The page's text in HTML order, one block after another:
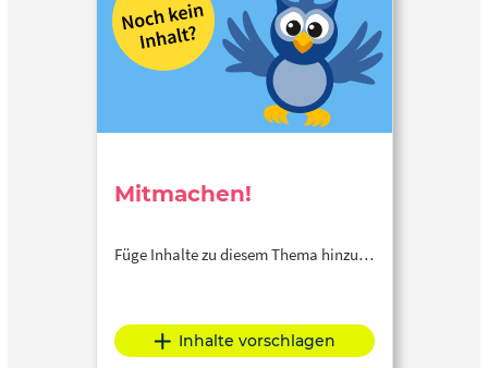
Mitmachen!
Füge Inhalte zu diesem Thema hinzu…
Inhalte vorschlagen